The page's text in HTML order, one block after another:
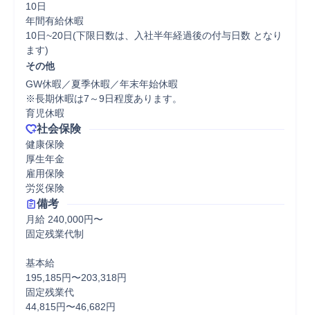
10日
年間有給休暇
10日~20日(下限日数は、入社半年経過後の付与日数 となり
ます)
その他
GW休暇／夏季休暇／年末年始休暇
※長期休暇は7～9日程度あります。
育児休暇
社会保険
健康保険
厚生年金
雇用保険
労災保険
備考
月給 240,000円〜
固定残業代制
基本給
195,185円〜203,318円
固定残業代
44,815円〜46,682円